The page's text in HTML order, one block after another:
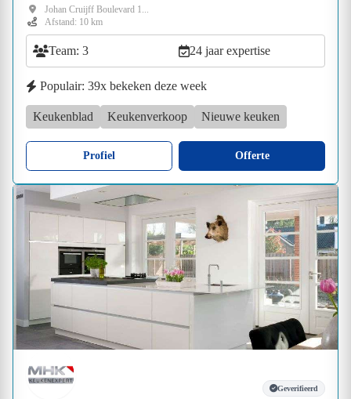
Johan Cruijff Boulevard 1...
Afstand: 10 km
Team: 3 24 jaar expertise
Populair: 39x bekeken deze week
Keukenblad Keukenverkoop Nieuwe keuken
Profiel Offerte
Geverifieerd